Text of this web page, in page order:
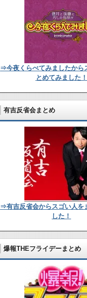
⇒今夜くらべてみましたから
とめてみました！
有吉反省会まとめ
⇒有吉反省会からスゴい人を
した！
爆報THEフライデーまとめ